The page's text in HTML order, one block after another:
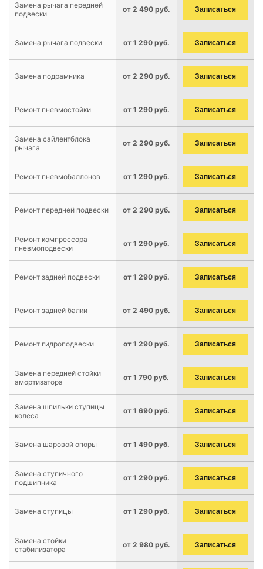
Замена рычага передней
подвески
от 2 490 руб. Записаться
Замена рычага подвески от 1 290 руб. Записаться
Замена подрамника от 2 290 руб. Записаться
Ремонт пневмостойки от 1 290 руб. Записаться
Замена сайлентблока
рычага
от 2 290 руб. Записаться
Ремонт пневмобаллонов от 1 290 руб. Записаться
Ремонт передней подвески от 2 290 руб. Записаться
Ремонт компрессора
пневмоподвески
от 1 290 руб. Записаться
Ремонт задней подвески от 1 290 руб. Записаться
Ремонт задней балки от 2 490 руб. Записаться
Ремонт гидроподвески от 1 290 руб. Записаться
Замена передней стойки
амортизатора
от 1 790 руб. Записаться
Замена шпильки ступицы
колеса
от 1 690 руб. Записаться
Замена шаровой опоры от 1 490 руб. Записаться
Замена ступичного
подшипника
от 1 290 руб. Записаться
Замена ступицы от 1 290 руб. Записаться
Замена стойки
стабилизатора
от 2 980 руб. Записаться